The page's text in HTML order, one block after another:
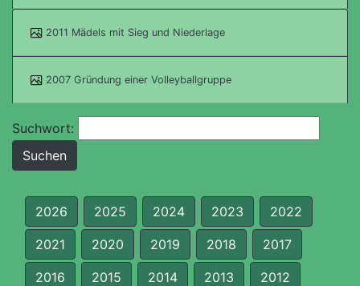
2011 Mädels mit Sieg und Niederlage
2007 Gründung einer Volleyballgruppe
Suchwort:
2026 2025 2024 2023 2022
2021 2020 2019 2018 2017
2016 2015 2014 2013 2012